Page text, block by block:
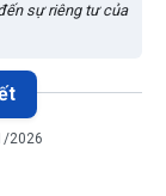
sự riêng tư của
2026